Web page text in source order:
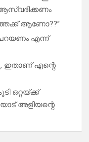
ആണോ??”
പറയണം എന്ന്
ഇതാണ് എന്റെ
ഒറ്റയ്ക്ക്
അളിയന്റെ